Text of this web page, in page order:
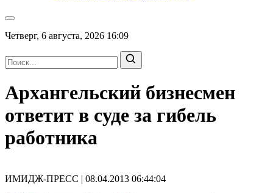
Четверг, 6 августа, 2026 16:09
Архангельский бизнесмен
ответит в суде за гибель
работника
ИМИДЖ-ПРЕСС | 08.04.2013 06:44:04